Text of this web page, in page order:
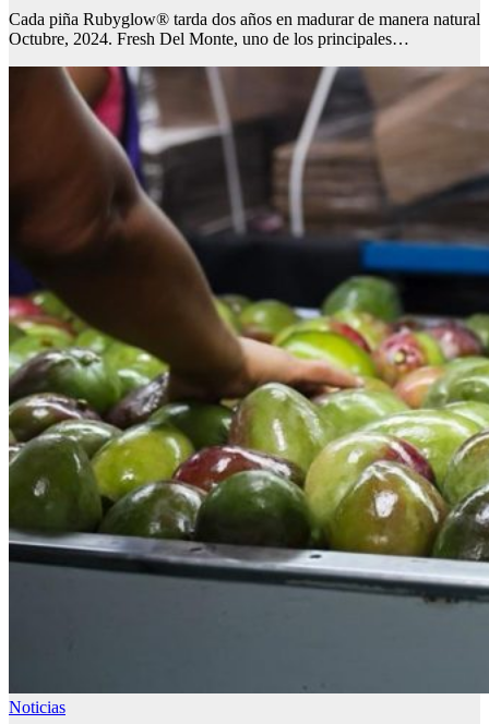
Cada piña Rubyglow® tarda dos años en madurar de manera natural
Octubre, 2024. Fresh Del Monte, uno de los principales…
Noticias